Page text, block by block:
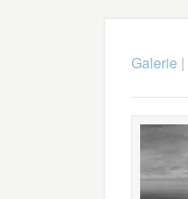
Galerie |